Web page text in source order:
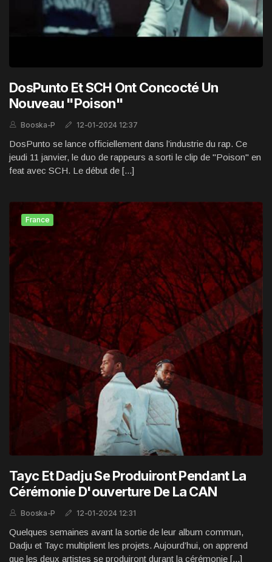
DosPunto Et SCH Ont Concocté Un
Nouveau "Poison"
Booska-P 12-01-2024 12:37
DosPunto se lance officiellement dans l’industrie du rap. Ce
jeudi 11 janvier, le duo de rappeurs a sorti le clip de "Poison" en
feat avec SCH. Le début de [...]
France
Tayc Et Dadju Se Produiront Pendant La
Cérémonie D'ouverture De La CAN
Booska-P 12-01-2024 12:31
Quelques semaines avant la sortie de leur album commun,
Dadju et Tayc multiplient les projets. Aujourd’hui, on apprend
que les deux artistes se produiront durant la cérémonie [...]